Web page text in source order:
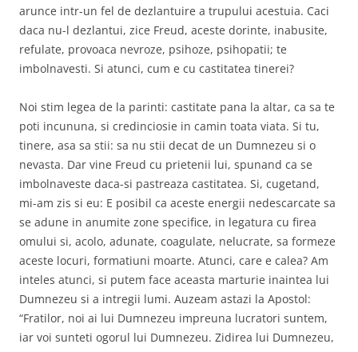
arunce intr-un fel de dezlantuire a trupului acestuia. Caci
daca nu-l dezlantui, zice Freud, aceste dorinte, inabusite,
refulate, provoaca nevroze, psihoze, psihopatii; te
imbolnavesti. Si atunci, cum e cu castitatea tinerei?
Noi stim legea de la parinti: castitate pana la altar, ca sa te
poti incununa, si credinciosie in camin toata viata. Si tu,
tinere, asa sa stii: sa nu stii decat de un Dumnezeu si o
nevasta. Dar vine Freud cu prietenii lui, spunand ca se
imbolnaveste daca-si pastreaza castitatea. Si, cugetand,
mi-am zis si eu: E posibil ca aceste energii nedescarcate sa
se adune in anumite zone specifice, in legatura cu firea
omului si, acolo, adunate, coagulate, nelucrate, sa formeze
aceste locuri, formatiuni moarte. Atunci, care e calea? Am
inteles atunci, si putem face aceasta marturie inaintea lui
Dumnezeu si a intregii lumi. Auzeam astazi la Apostol:
“Fratilor, noi ai lui Dumnezeu impreuna lucratori suntem,
iar voi sunteti ogorul lui Dumnezeu. Zidirea lui Dumnezeu,